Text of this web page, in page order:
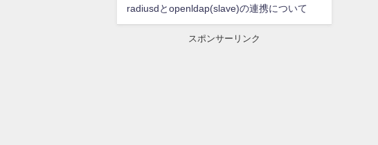
radiusdとopenldap(slave)の連携について
スポンサーリンク